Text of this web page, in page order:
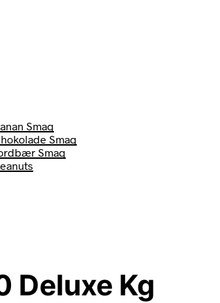
Smag
Smag
Smag
Deluxe Kg